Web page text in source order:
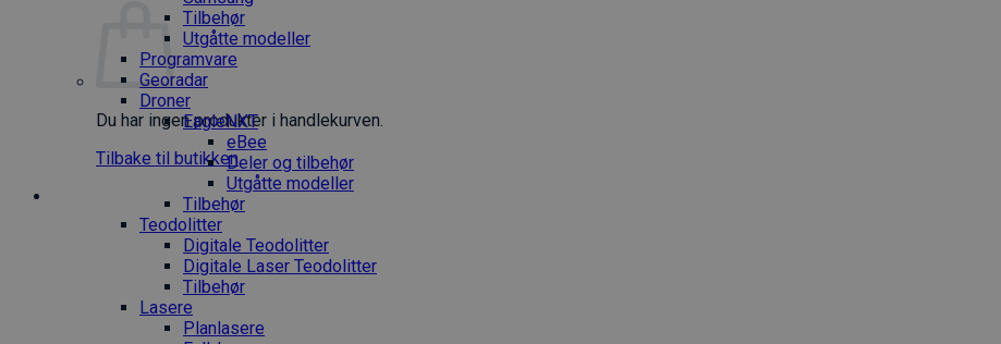
Du har ingen produkter i handlekurven.
Tilbake til butikken
Tilbehør
Utgåtte modeller
Programvare
Georadar
Droner
EagleNXT
eBee
Deler og tilbehør
Utgåtte modeller
Tilbehør
Teodolitter
Digitale Teodolitter
Digitale Laser Teodolitter
Tilbehør
Lasere
Planlasere